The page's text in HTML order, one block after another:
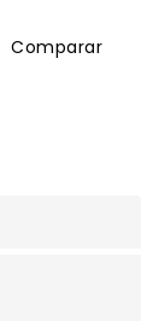
Comparar